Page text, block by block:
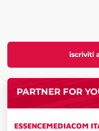
iscriviti
PARTNER FOR
ESSENCEMEDIACOM